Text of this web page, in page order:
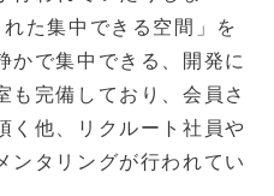
た集中できる空間」を
かで集中できる、開発に
も完備しており、会員さ
く他、リクルート社員や
ンタリングが行われてい